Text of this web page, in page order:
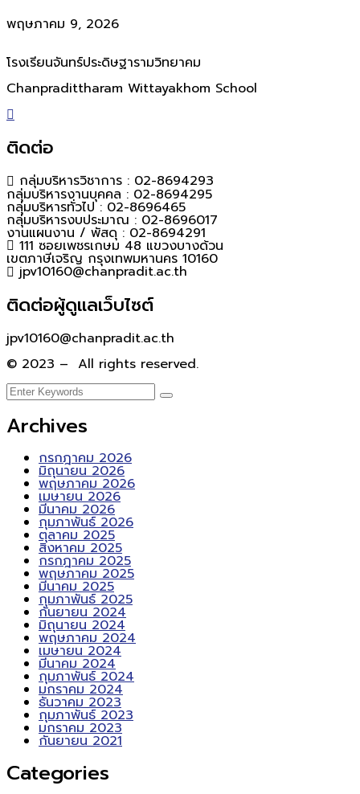
พฤษภาคม 9, 2026
โรงเรียนจันทร์ประดิษฐารามวิทยาคม
Chanpradittharam Wittayakhom School
ติดต่อ
กลุ่มบริหารวิชาการ : 02-8694293
กลุ่มบริหารงานบุคคล : 02-8694295
กลุ่มบริหารทั่วไป : 02-8696465
กลุ่มบริหารงบประมาณ : 02-8696017
งานแผนงาน / พัสดุ : 02-8694291
111 ซอยเพชรเกษม 48 แขวงบางด้วน
เขตภาษีเจริญ กรุงเทพมหานคร 10160
jpv10160@chanpradit.ac.th
ติดต่อผู้ดูแลเว็บไซต์
jpv10160@chanpradit.ac.th
© 2023 – All rights reserved.
Archives
กรกฎาคม 2026
มิถุนายน 2026
พฤษภาคม 2026
เมษายน 2026
มีนาคม 2026
กุมภาพันธ์ 2026
ตุลาคม 2025
สิงหาคม 2025
กรกฎาคม 2025
พฤษภาคม 2025
มีนาคม 2025
กุมภาพันธ์ 2025
กันยายน 2024
มิถุนายน 2024
พฤษภาคม 2024
เมษายน 2024
มีนาคม 2024
กุมภาพันธ์ 2024
มกราคม 2024
ธันวาคม 2023
กุมภาพันธ์ 2023
มกราคม 2023
กันยายน 2021
Categories